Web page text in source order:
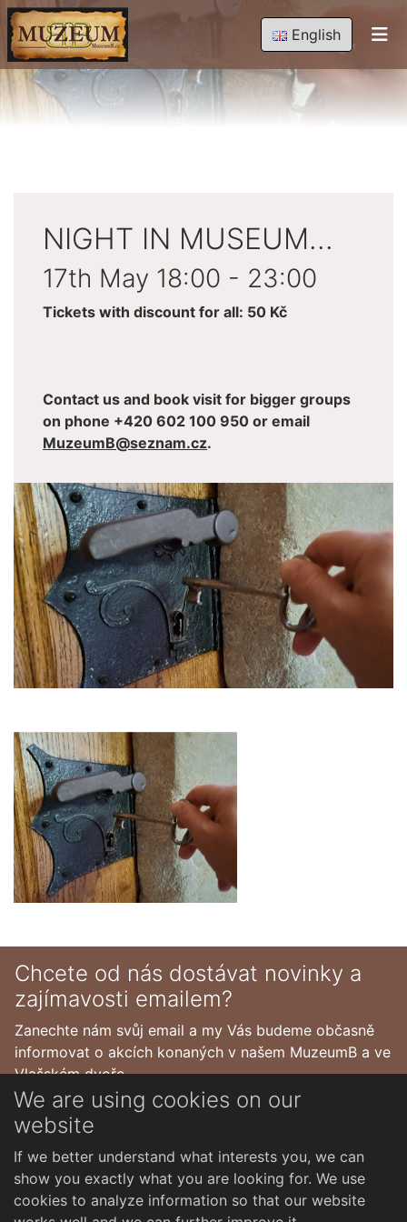
English
NIGHT IN MUSEUM...
17th May 18:00 - 23:00
Tickets with discount for all: 50 Kč
Contact us and book visit for bigger groups
on phone +420 602 100 950 or email
MuzeumB@seznam.cz.
Chcete od nás dostávat novinky a
zajímavosti emailem?
Zanechte nám svůj email a my Vás budeme občasně
informovat o akcích konaných v našem MuzeumB a ve
Vlašském dvoře.
We are using cookies on our
website
If we better understand what interests you, we can
show you exactly what you are looking for. We use
cookies to analyze information so that our website